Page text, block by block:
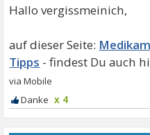
Hallo vergissmeinich,
Tipps
x 4